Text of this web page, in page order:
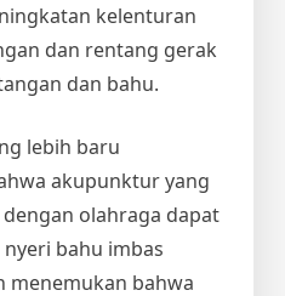
kelenturan
dan rentang gerak
dan bahu.
lebih baru
akupunktur yang
olahraga dapat
bahu imbas
menemukan bahwa